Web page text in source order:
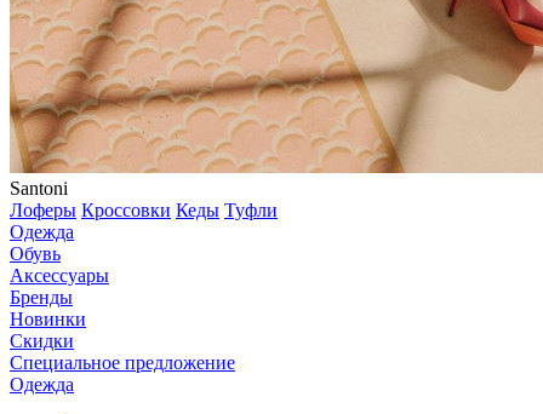
Santoni
Лоферы Кроссовки Кеды Туфли
Одежда
Обувь
Аксессуары
Бренды
Новинки
Скидки
Специальное предложение
Одежда